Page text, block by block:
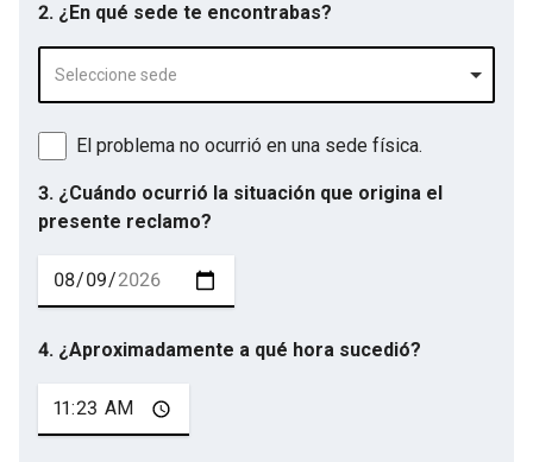
2. ¿En qué sede te encontrabas?
Seleccione sede
El problema no ocurrió en una sede física.
3. ¿Cuándo ocurrió la situación que origina el
presente reclamo?
4. ¿Aproximadamente a qué hora sucedió?